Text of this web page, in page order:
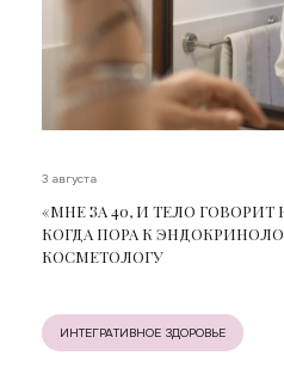
3 августа
«МНЕ ЗА 40, И ТЕЛО
КОГДА ПОРА К
КОСМЕТОЛОГУ
ИНТЕГРАТИВНОЕ ЗДОРОВЬЕ